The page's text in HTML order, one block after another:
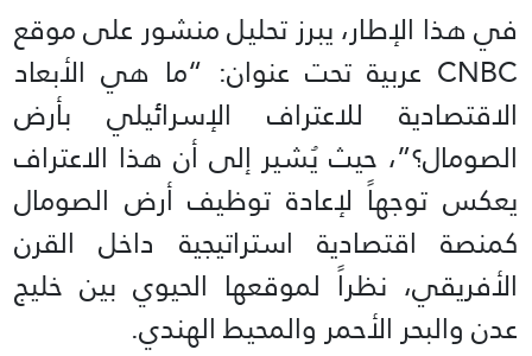
في هذا الإطار، يبرز تحليل منشور على موقع
CNBC عربية تحت عنوان: “ما هي الأبعاد
الاقتصادية للاعتراف الإسرائيلي بأرض
الصومال؟”، حيث يُشير إلى أن هذا الاعتراف
يعكس توجهاً لإعادة توظيف أرض الصومال
كمنصة اقتصادية استراتيجية داخل القرن
الأفريقي، نظراً لموقعها الحيوي بين خليج
عدن والبحر الأحمر والمحيط الهندي.